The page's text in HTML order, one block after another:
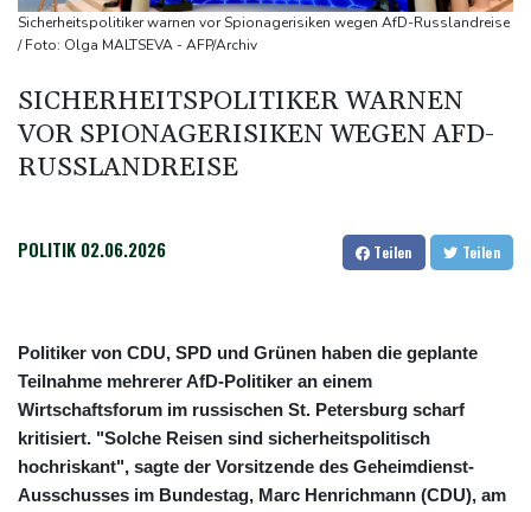
Nach Suchaktion: Vermisste Dreijährige aus Schleswig-Holstein
tot aufgefunden
Bayern
Iran-Krieg: Trump weist Berichte über Munitionsknappheit zurück
DLRG: In diesem Jahr bereits mindestens 261 Badetote in
Sicherheitspolitiker warnen vor Spionagerisiken wegen AfD-Russlandreise
/ Foto: Olga MALTSEVA - AFP/Archiv
SICHERHEITSPOLITIKER WARNEN
VOR SPIONAGERISIKEN WEGEN AFD-
RUSSLANDREISE
POLITIK 02.06.2026 Teilen Teilen
Politiker von CDU, SPD und Grünen haben die geplante
Teilnahme mehrerer AfD-Politiker an einem
Wirtschaftsforum im russischen St. Petersburg scharf
kritisiert. "Solche Reisen sind sicherheitspolitisch
hochriskant", sagte der Vorsitzende des Geheimdienst-
Ausschusses im Bundestag, Marc Henrichmann (CDU), am